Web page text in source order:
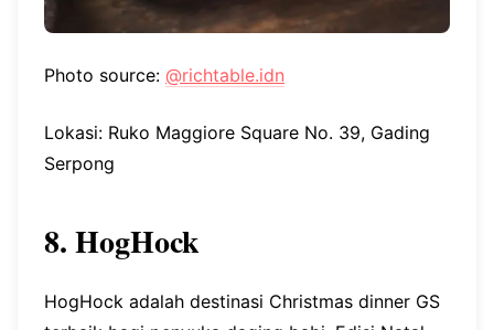
Photo source: @richtable.idn
Lokasi: Ruko Maggiore Square No. 39, Gading
Serpong
8. HogHock
HogHock adalah destinasi Christmas dinner GS